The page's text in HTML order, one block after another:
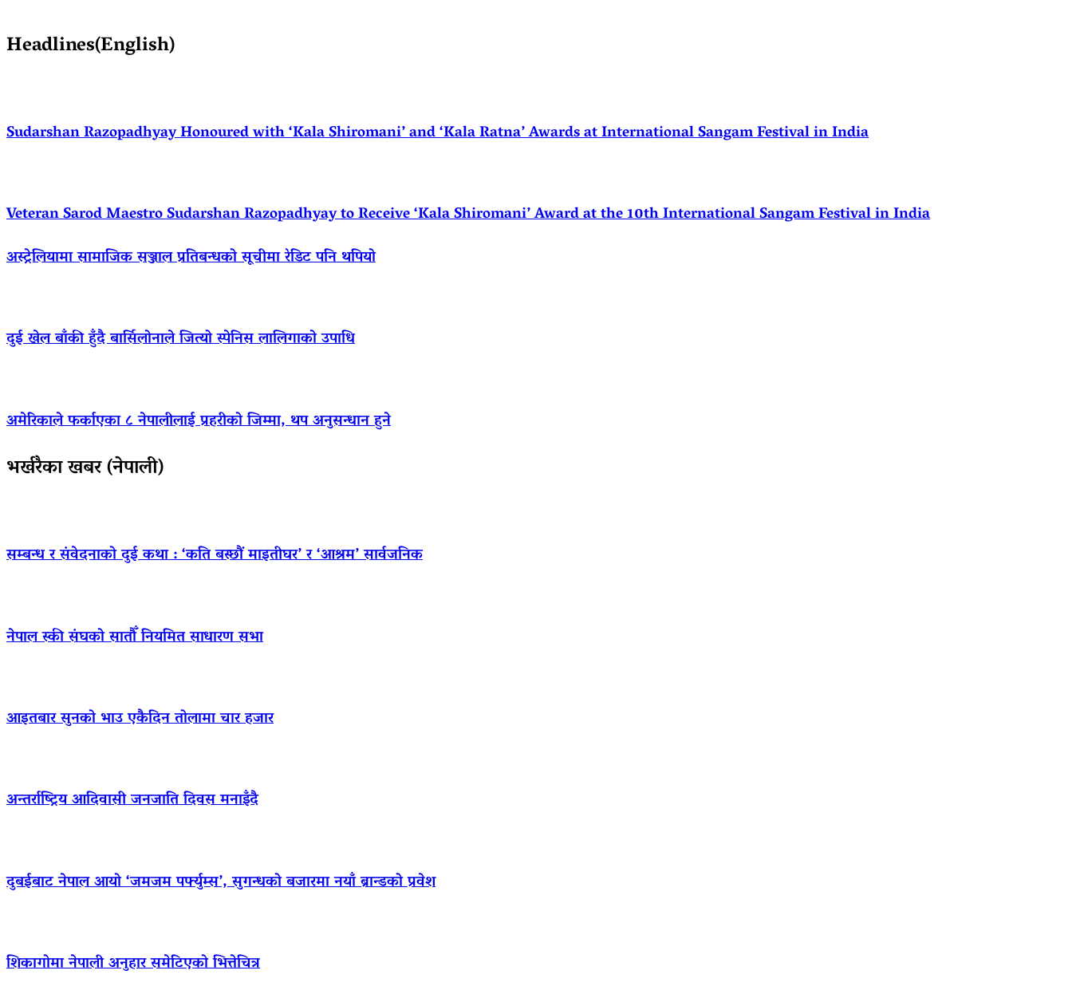
Headlines(English)
Sudarshan Razopadhyay Honoured with ‘Kala Shiromani’ and ‘Kala Ratna’ Awards at International Sangam Festival in India
Veteran Sarod Maestro Sudarshan Razopadhyay to Receive ‘Kala Shiromani’ Award at the 10th International Sangam Festival in India
अस्ट्रेलियामा सामाजिक सञ्जाल प्रतिबन्धको सूचीमा रेडिट पनि थपियो
दुई खेल बाँकी हुँदै बार्सिलोनाले जित्यो स्पेनिस लालिगाको उपाधि
अमेरिकाले फर्काएका ८ नेपालीलाई प्रहरीको जिम्मा, थप अनुसन्धान हुने
भर्खरैका खबर (नेपाली)
सम्बन्ध र संवेदनाको दुई कथा : ‘कति बस्छौं माइतीघर’ र ‘आश्रम’ सार्वजनिक
नेपाल स्की संघको सातौँ नियमित साधारण सभा
आइतबार सुनको भाउ एकैदिन तोलामा चार हजार
अन्तर्राष्ट्रिय आदिवासी जनजाति दिवस मनाइँदै
दुबईबाट नेपाल आयो ‘जमजम पर्फ्युम्स’, सुगन्धको बजारमा नयाँ ब्रान्डको प्रवेश
शिकागोमा नेपाली अनुहार समेटिएको भित्तेचित्र